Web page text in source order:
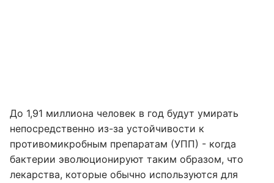
До 1,91 миллиона человек в год будут умирать
непосредственно из-за устойчивости к
противомикробным препаратам (УПП) - когда
бактерии эволюционируют таким образом, что
лекарства, которые обычно используются для